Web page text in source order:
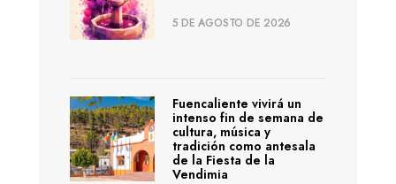
5 DE AGOSTO DE 2026
Fuencaliente vivirá un
intenso fin de semana de
cultura, música y
tradición como antesala
de la Fiesta de la
Vendimia